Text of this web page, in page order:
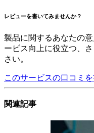
レビューを書いてみませんか？
製品に関するあなたの
ービス向上に役立つ、
さい。
このサービスの口コミを
関連記事